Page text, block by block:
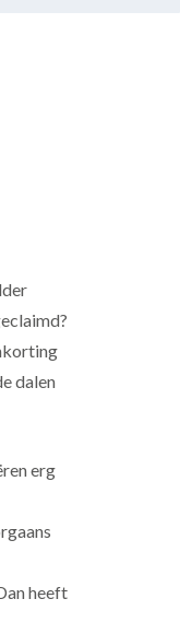
dalen
erg
heeft